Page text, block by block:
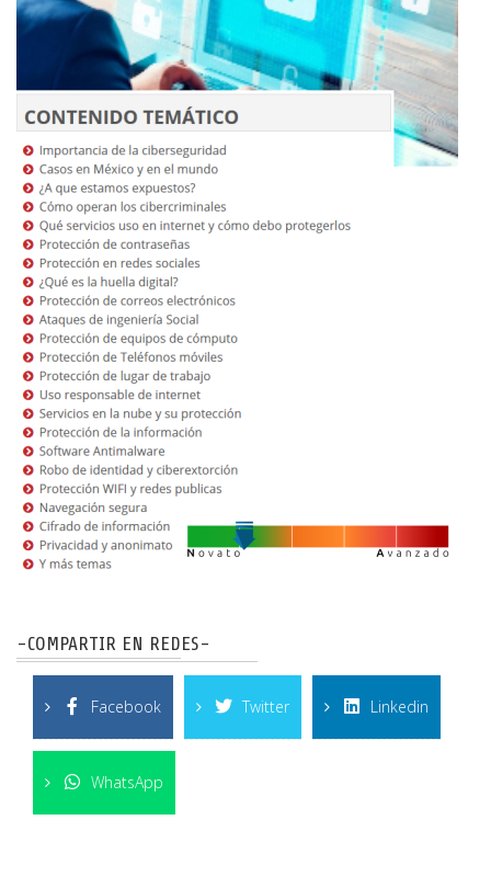
-COMPARTIR EN REDES-
Facebook Twitter Linkedin
WhatsApp